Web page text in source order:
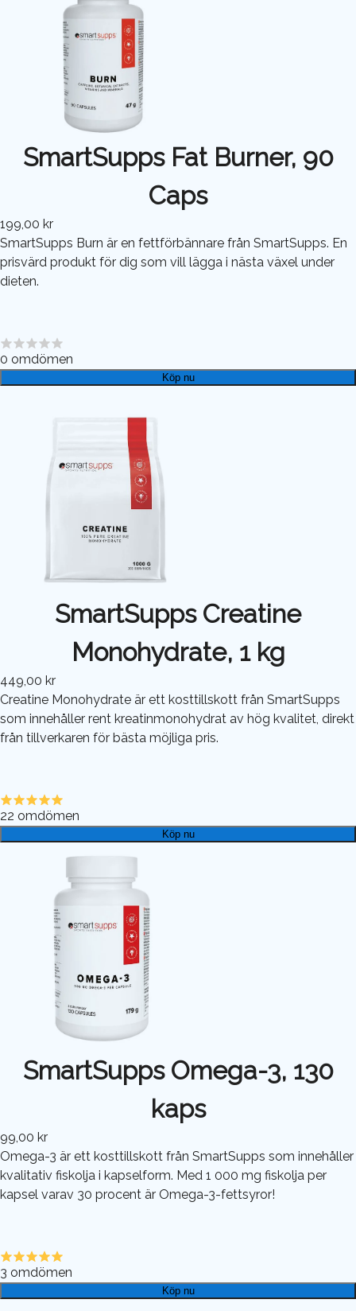
SmartSupps Fat Burner, 90
Caps
199,00 kr
SmartSupps Burn är en fettförbännare från SmartSupps. En
prisvärd produkt för dig som vill lägga i nästa växel under
dieten.
0 omdömen
Köp nu
SmartSupps Creatine
Monohydrate, 1 kg
449,00 kr
Creatine Monohydrate är ett kosttillskott från SmartSupps
som innehåller rent kreatinmonohydrat av hög kvalitet, direkt
från tillverkaren för bästa möjliga pris.
22 omdömen
Köp nu
SmartSupps Omega-3, 130
kaps
99,00 kr
Omega-3 är ett kosttillskott från SmartSupps som innehåller
kvalitativ fiskolja i kapselform. Med 1 000 mg fiskolja per
kapsel varav 30 procent är Omega-3-fettsyror!
3 omdömen
Köp nu